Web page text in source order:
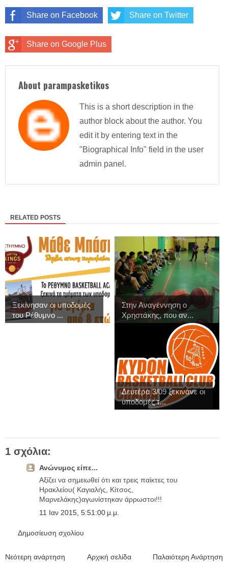
Share on Facebook Share on Twitter
Share on Google Plus
About parampasketikos
This is a short description in the
author block about the author. You
edit it by entering text in the
"Biographical Info" field in the user
admin panel.
RELATED POSTS
Ξεκίνησαν οι υποδομές
του Ρέθυμνο ...
Στην Αναγέννηση ο
Χρηστάκης, που αν...
Δευτέρα 3/09 ξεκινάνε οι
υποδομές τ...
1 σχόλια:
Ανώνυμος είπε...
Αξίζει να σημειωθεί ότι και τρεις παίκτες του
Ηρακλείου( Καγιαλής, Κίτσος,
Μαρνελάκης)αγωνίστηκαν άρρωστοι!!!
11 Ιαν 2015, 5:51:00 μ.μ.
Δημοσίευση σχολίου
Νεότερη ανάρτηση Παλαιότερη Ανάρτηση
Αρχική σελίδα